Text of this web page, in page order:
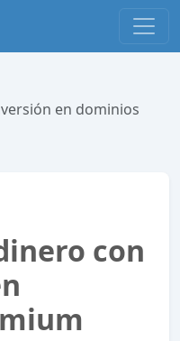
en dominios
con